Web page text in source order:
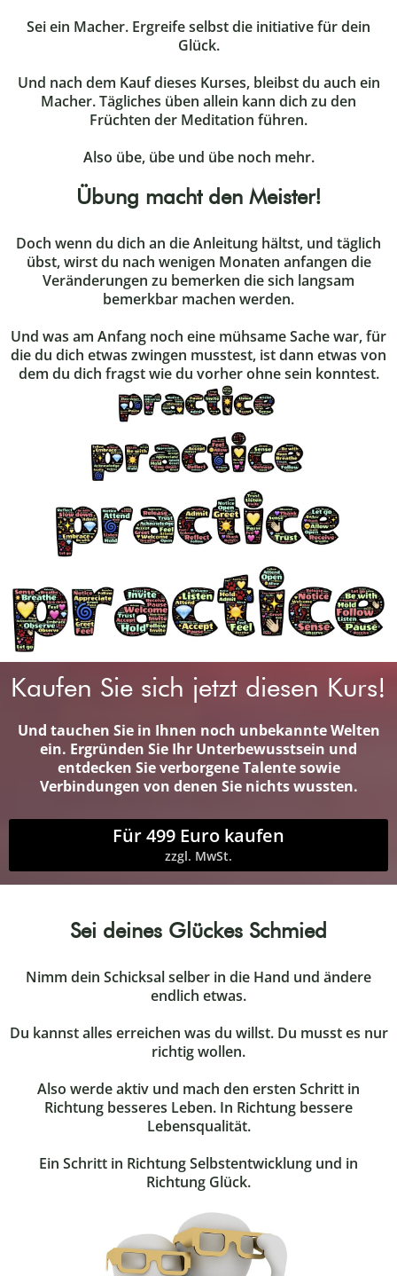
Sei ein Macher. Ergreife selbst die initiative für dein
Glück.
Und nach dem Kauf dieses Kurses, bleibst du auch ein
Macher. Tägliches üben allein kann dich zu den
Früchten der Meditation führen.
Also übe, übe und übe noch mehr.
Übung macht den Meister!
Doch wenn du dich an die Anleitung hältst, und täglich
übst, wirst du nach wenigen Monaten anfangen die
Veränderungen zu bemerken die sich langsam
bemerkbar machen werden.
Und was am Anfang noch eine mühsame Sache war, für
die du dich etwas zwingen musstest, ist dann etwas von
dem du dich fragst wie du vorher ohne sein konntest.
Kaufen Sie sich jetzt diesen Kurs!
Und tauchen Sie in Ihnen noch unbekannte Welten
ein. Ergründen Sie Ihr Unterbewusstsein und
entdecken Sie verborgene Talente sowie
Verbindungen von denen Sie nichts wussten.
Für 499 Euro kaufen
zzgl. MwSt.
Sei deines Glückes Schmied
Nimm dein Schicksal selber in die Hand und ändere
endlich etwas.
Du kannst alles erreichen was du willst. Du musst es nur
richtig wollen.
Also werde aktiv und mach den ersten Schritt in
Richtung besseres Leben. In Richtung bessere
Lebensqualität.
Ein Schritt in Richtung Selbstentwicklung und in
Richtung Glück.